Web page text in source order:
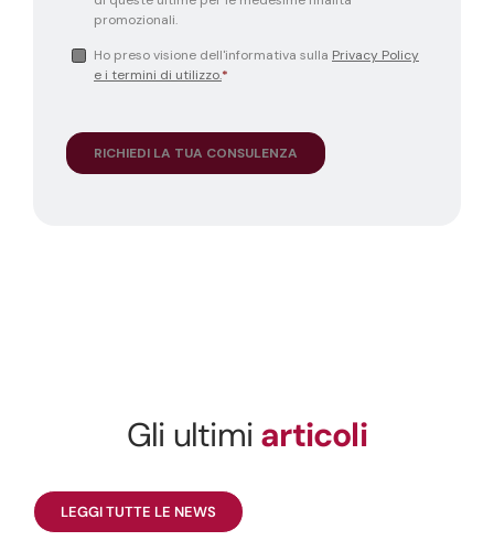
Gli ultimi articoli
LEGGI TUTTE LE NEWS